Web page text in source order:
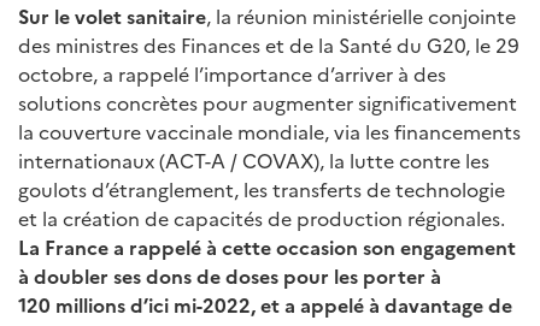
Sur le volet sanitaire, la réunion ministérielle conjointe
des ministres des Finances et de la Santé du G20, le 29
octobre, a rappelé l’importance d’arriver à des
solutions concrètes pour augmenter significativement
la couverture vaccinale mondiale, via les financements
internationaux (ACT-A / COVAX), la lutte contre les
goulots d’étranglement, les transferts de technologie
et la création de capacités de production régionales.
La France a rappelé à cette occasion son engagement
à doubler ses dons de doses pour les porter à
120 millions d’ici mi-2022, et a appelé à davantage de